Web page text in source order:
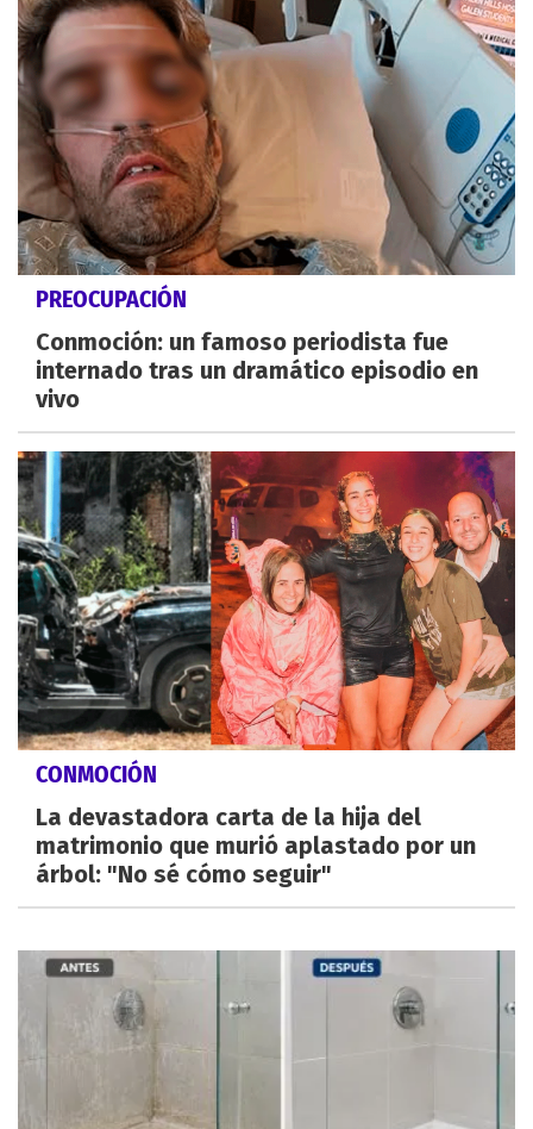
PREOCUPACIÓN
Conmoción: un famoso periodista fue
internado tras un dramático episodio en
vivo
CONMOCIÓN
La devastadora carta de la hija del
matrimonio que murió aplastado por un
árbol: "No sé cómo seguir"